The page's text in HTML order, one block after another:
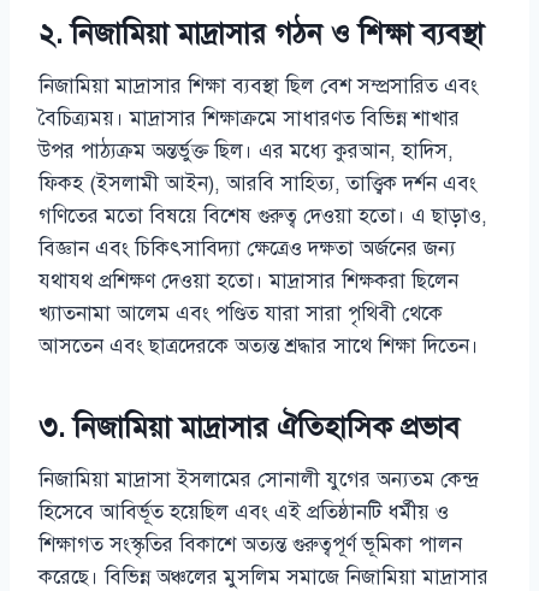
২. নিজামিয়া মাদ্রাসার গঠন ও শিক্ষা ব্যবস্থা
নিজামিয়া মাদ্রাসার শিক্ষা ব্যবস্থা ছিল বেশ সম্প্রসারিত এবং
বৈচিত্র্যময়। মাদ্রাসার শিক্ষাক্রমে সাধারণত বিভিন্ন শাখার
উপর পাঠ্যক্রম অন্তর্ভুক্ত ছিল। এর মধ্যে কুরআন, হাদিস,
ফিকহ (ইসলামী আইন), আরবি সাহিত্য, তাত্ত্বিক দর্শন এবং
গণিতের মতো বিষয়ে বিশেষ গুরুত্ব দেওয়া হতো। এ ছাড়াও,
বিজ্ঞান এবং চিকিৎসাবিদ্যা ক্ষেত্রেও দক্ষতা অর্জনের জন্য
যথাযথ প্রশিক্ষণ দেওয়া হতো। মাদ্রাসার শিক্ষকরা ছিলেন
খ্যাতনামা আলেম এবং পণ্ডিত যারা সারা পৃথিবী থেকে
আসতেন এবং ছাত্রদেরকে অত্যন্ত শ্রদ্ধার সাথে শিক্ষা দিতেন।
৩. নিজামিয়া মাদ্রাসার ঐতিহাসিক প্রভাব
নিজামিয়া মাদ্রাসা ইসলামের সোনালী যুগের অন্যতম কেন্দ্র
হিসেবে আবির্ভূত হয়েছিল এবং এই প্রতিষ্ঠানটি ধর্মীয় ও
শিক্ষাগত সংস্কৃতির বিকাশে অত্যন্ত গুরুত্বপূর্ণ ভূমিকা পালন
করেছে। বিভিন্ন অঞ্চলের মুসলিম সমাজে নিজামিয়া মাদ্রাসার